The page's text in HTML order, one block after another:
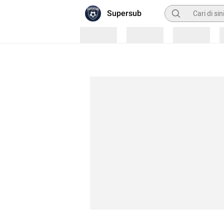
Supersub Pencarian